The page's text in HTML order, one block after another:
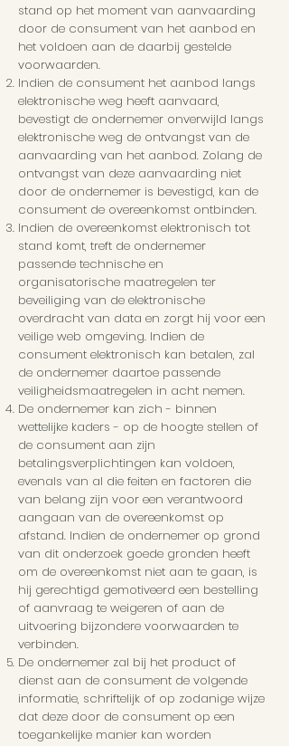
stand op het moment van aanvaarding
door de consument van het aanbod en
het voldoen aan de daarbij gestelde
voorwaarden.
Indien de consument het aanbod langs
elektronische weg heeft aanvaard,
bevestigt de ondernemer onverwijld langs
elektronische weg de ontvangst van de
aanvaarding van het aanbod. Zolang de
ontvangst van deze aanvaarding niet
door de ondernemer is bevestigd, kan de
consument de overeenkomst ontbinden.
Indien de overeenkomst elektronisch tot
stand komt, treft de ondernemer
passende technische en
organisatorische maatregelen ter
beveiliging van de elektronische
overdracht van data en zorgt hij voor een
veilige web omgeving. Indien de
consument elektronisch kan betalen, zal
de ondernemer daartoe passende
veiligheidsmaatregelen in acht nemen.
De ondernemer kan zich - binnen
wettelijke kaders - op de hoogte stellen of
de consument aan zijn
betalingsverplichtingen kan voldoen,
evenals van al die feiten en factoren die
van belang zijn voor een verantwoord
aangaan van de overeenkomst op
afstand. Indien de ondernemer op grond
van dit onderzoek goede gronden heeft
om de overeenkomst niet aan te gaan, is
hij gerechtigd gemotiveerd een bestelling
of aanvraag te weigeren of aan de
uitvoering bijzondere voorwaarden te
verbinden.
De ondernemer zal bij het product of
dienst aan de consument de volgende
informatie, schriftelijk of op zodanige wijze
dat deze door de consument op een
toegankelijke manier kan worden